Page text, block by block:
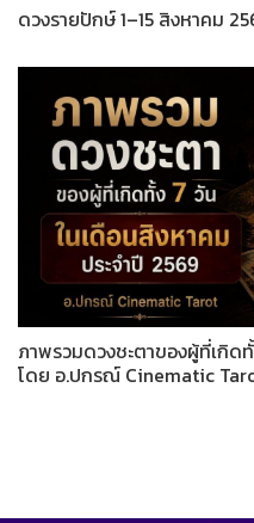
ดวงรายปักษ์ 1–15 สิงหาคม
ภาพรวมดวงชะตาของผู้ที่เกิด
โดย อ.ปกรณ์ Cinematic